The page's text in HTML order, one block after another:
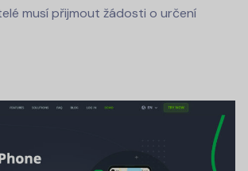
musí přijmout žádosti o určení